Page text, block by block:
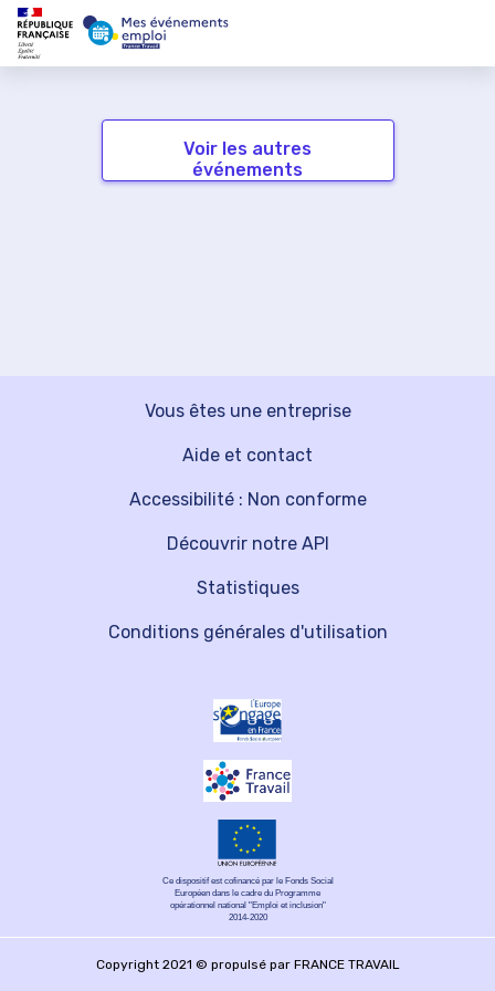
Voir les autres
événements
Vous êtes une entreprise
Découvrir notre API
Aide et contact
Statistiques
Accessibilité : Non conforme
Conditions générales d'utilisation
Ce dispositif est cofinancé par le Fonds Social
Européen dans le cadre du Programme
opérationnel national "Emploi et inclusion"
2014-2020
Copyright 2021 © propulsé par FRANCE TRAVAIL